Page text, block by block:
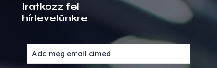
Iratkozz fel
hírlevelünkre